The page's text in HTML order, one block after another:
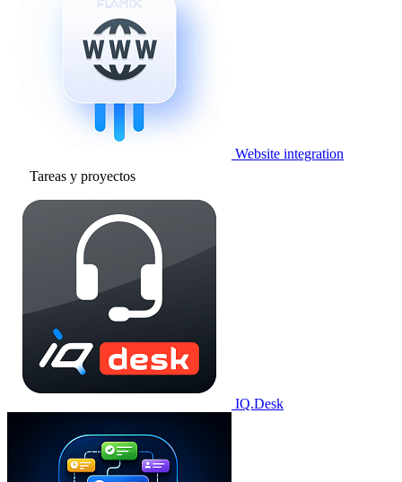
Website integration
Tareas y proyectos
IQ.Desk